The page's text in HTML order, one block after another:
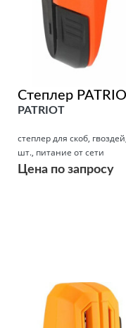
Степлер
PATRIOT
степлер для скоб,
шт., питание от сети
Цена по запросу